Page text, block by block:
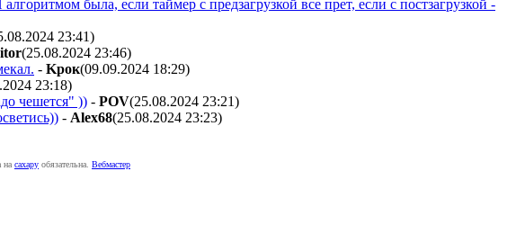
была, если таймер с предзагрузкой все прет, если с постзагрузкой -
23:41)
(25.08.2024 23:46)
- Kpoк(09.09.2024 18:29)
23:18)
чешется" )) - POV(25.08.2024 23:21)
- Alex68(25.08.2024 23:23)
на caxapу обязательна. Вебмастер